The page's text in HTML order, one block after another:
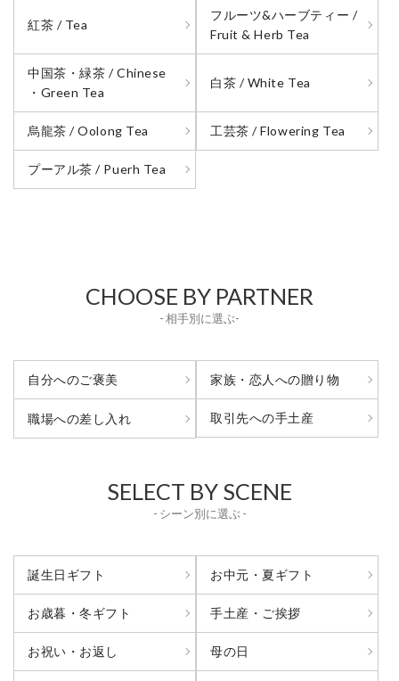
紅茶 / Tea
フルーツ&ハーブティー /
Fruit & Herb Tea
中国茶・緑茶 / Chinese
・Green Tea
白茶 / White Tea
烏龍茶 / Oolong Tea 工芸茶 / Flowering Tea
プーアル茶 / Puerh Tea
CHOOSE BY PARTNER
- 相手別に選ぶ-
自分へのご褒美 家族・恋人への贈り物
職場への差し入れ 取引先への手土産
SELECT BY SCENE
- シーン別に選ぶ -
誕生日ギフト お中元・夏ギフト
お歳暮・冬ギフト 手土産・ご挨拶
お祝い・お返し 母の日